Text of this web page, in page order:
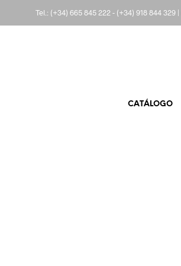
Tel.: (+34) 665 845 222- (+34) 918 844 329 |
CATÁLOGO